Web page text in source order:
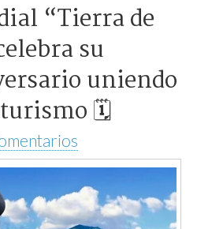
“Tierra de
su
uniendo
🗓